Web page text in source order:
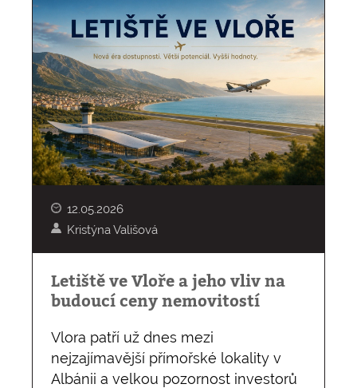
12.05.2026
Kristýna Vališová
Letiště ve Vloře a jeho vliv na
budoucí ceny nemovitostí
Vlora patří už dnes mezi
nejzajímavější přímořské lokality v
Albánii a velkou pozornost investorů